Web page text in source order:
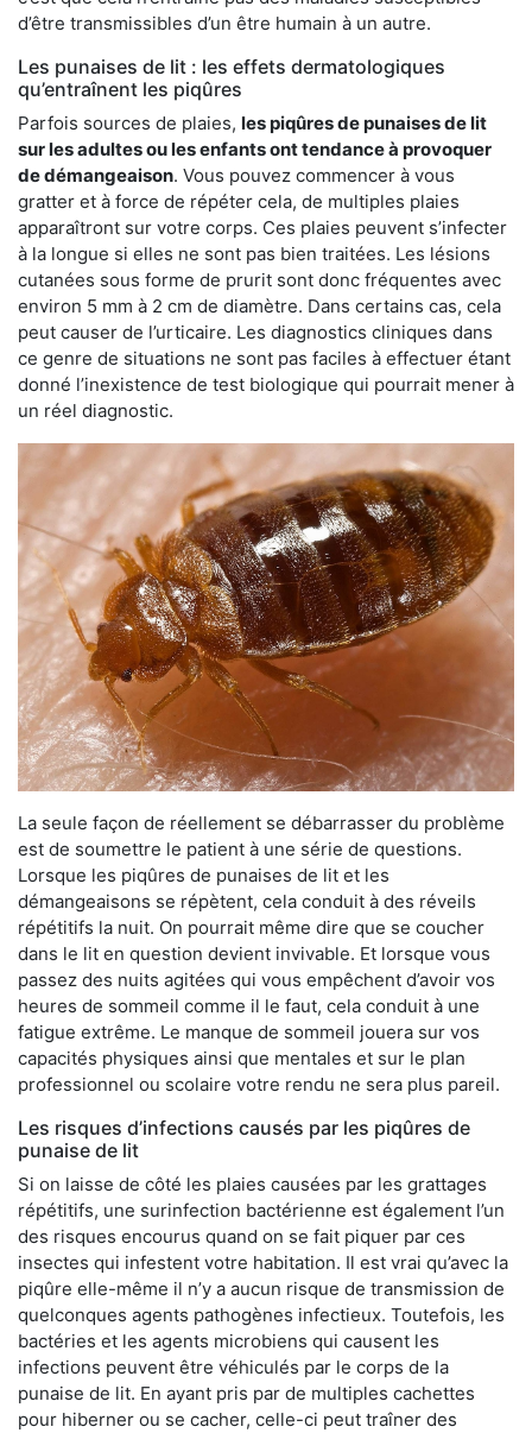
d’être transmissibles d’un être humain à un autre.
Les punaises de lit : les effets dermatologiques
qu’entraînent les piqûres
Parfois sources de plaies, les piqûres de punaises de lit
sur les adultes ou les enfants ont tendance à provoquer
de démangeaison. Vous pouvez commencer à vous
gratter et à force de répéter cela, de multiples plaies
apparaîtront sur votre corps. Ces plaies peuvent s’infecter
à la longue si elles ne sont pas bien traitées. Les lésions
cutanées sous forme de prurit sont donc fréquentes avec
environ 5 mm à 2 cm de diamètre. Dans certains cas, cela
peut causer de l’urticaire. Les diagnostics cliniques dans
ce genre de situations ne sont pas faciles à effectuer étant
donné l’inexistence de test biologique qui pourrait mener à
un réel diagnostic.
La seule façon de réellement se débarrasser du problème
est de soumettre le patient à une série de questions.
Lorsque les piqûres de punaises de lit et les
démangeaisons se répètent, cela conduit à des réveils
répétitifs la nuit. On pourrait même dire que se coucher
dans le lit en question devient invivable. Et lorsque vous
passez des nuits agitées qui vous empêchent d’avoir vos
heures de sommeil comme il le faut, cela conduit à une
fatigue extrême. Le manque de sommeil jouera sur vos
capacités physiques ainsi que mentales et sur le plan
professionnel ou scolaire votre rendu ne sera plus pareil.
Les risques d’infections causés par les piqûres de
punaise de lit
Si on laisse de côté les plaies causées par les grattages
répétitifs, une surinfection bactérienne est également l’un
des risques encourus quand on se fait piquer par ces
insectes qui infestent votre habitation. Il est vrai qu’avec la
piqûre elle-même il n’y a aucun risque de transmission de
quelconques agents pathogènes infectieux. Toutefois, les
bactéries et les agents microbiens qui causent les
infections peuvent être véhiculés par le corps de la
punaise de lit. En ayant pris par de multiples cachettes
pour hiberner ou se cacher, celle-ci peut traîner des